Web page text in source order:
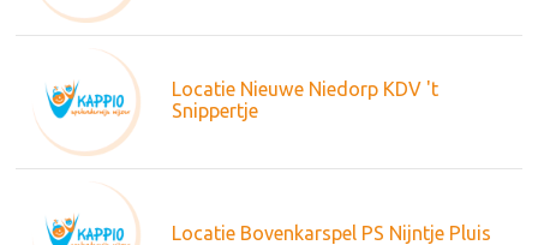
Locatie Nieuwe Niedorp KDV 't
Snippertje
Locatie Bovenkarspel PS Nijntje Pluis